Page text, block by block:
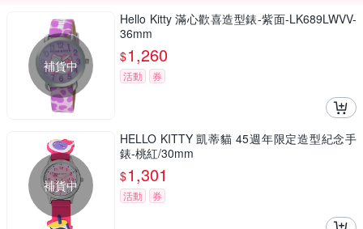
補貨中
Hello Kitty 滿心歡喜造型錶-紫面-LK689LWVV-
36mm
$1,260
活動 券
補貨中
HELLO KITTY 凱蒂貓 45週年限定造型紀念手
錶-桃紅/30mm
$1,301
活動 券